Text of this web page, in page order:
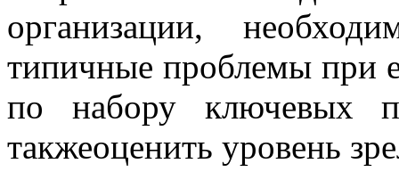
организации,
типичные проблемы при
по набору ключевых
такжеоценить уровень